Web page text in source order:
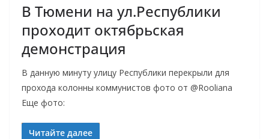
В Тюмени на ул.Республики
проходит октябрьская
демонстрация
В данную минуту улицу Республики перекрыли для
прохода колонны коммунистов фото от @Rooliana
Еще фото:
Читайте далее